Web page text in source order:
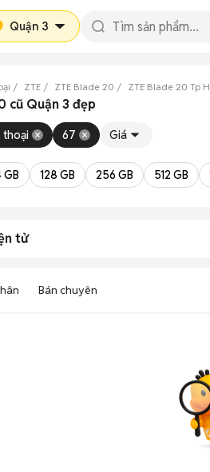
Quận 3
ZTE ZTE Blade 20 ZTE Blade 20 Tp
cũ Quận 3 đẹp
thoại 67 Giá
GB 128 GB 256 GB 512 GB
tử
Bán chuyên